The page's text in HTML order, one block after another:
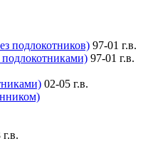
подлокотников) 97-01 г.в.
подлокотниками) 97-01 г.в.
02-05 г.в.